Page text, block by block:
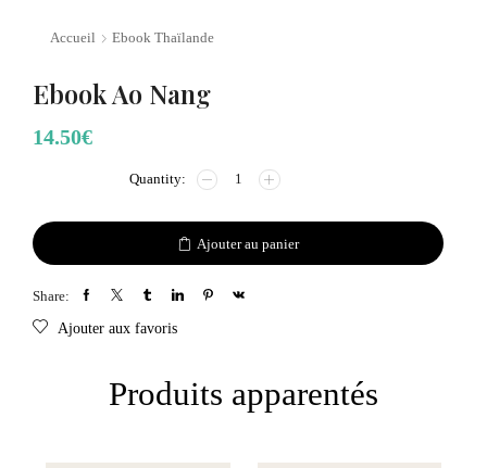
Accueil Ebook Thaïlande
Ebook Ao Nang
14.50€
Ajouter au panier
Share:
Ajouter aux favoris
Produits apparentés